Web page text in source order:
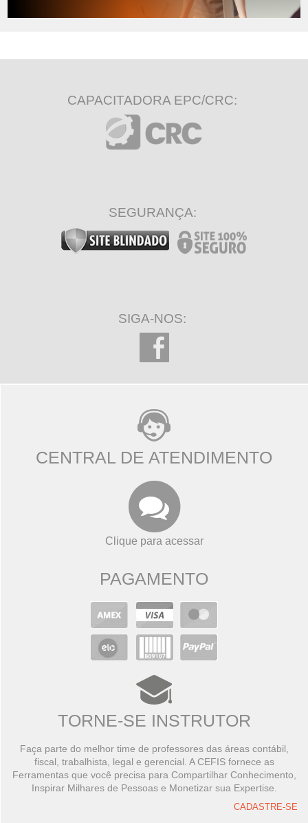
CAPACITADORA EPC/CRC:
SEGURANÇA:
SIGA-NOS:
CENTRAL DE ATENDIMENTO
Clique para acessar
PAGAMENTO
TORNE-SE INSTRUTOR
Faça parte do melhor time de professores das áreas contábil,
fiscal, trabalhista, legal e gerencial. A CEFIS fornece as
Ferramentas que você precisa para Compartilhar Conhecimento,
Inspirar Milhares de Pessoas e Monetizar sua Expertise.
CADASTRE-SE